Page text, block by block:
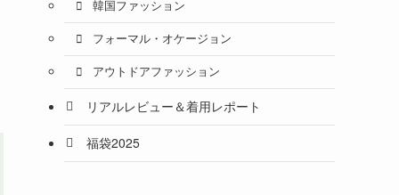
韓国ファッション
フォーマル・オケージョン
アウトドアファッション
リアルレビュー＆着用レポート
福袋2025